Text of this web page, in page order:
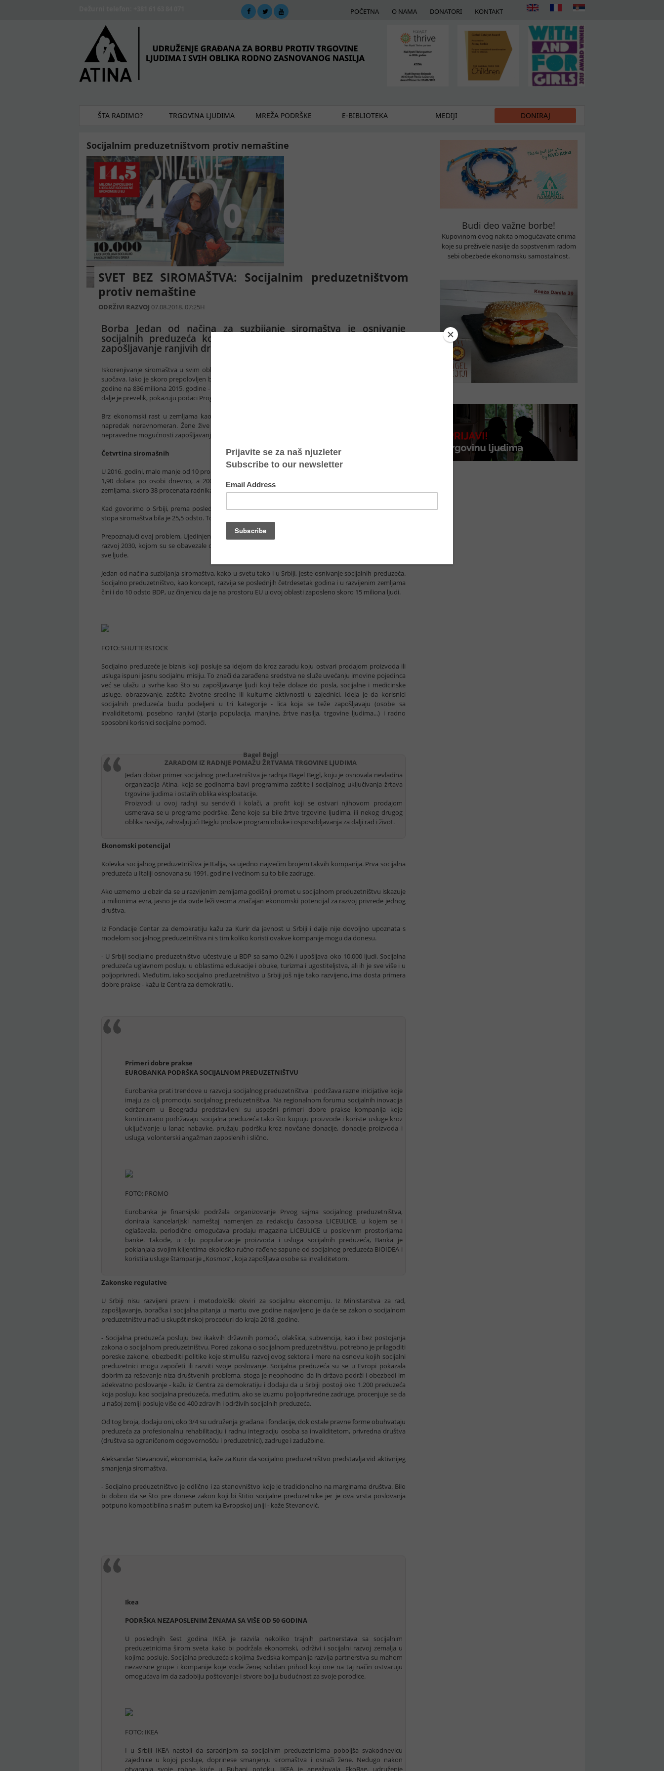
POČETNA O NAMA DONATORI KONTAKT
ŠTA RADIMO? TRGOVINA LJUDIMA MREŽA PODRŠKE E-BIBLIOTEKA MEDIJI DONIRAJ
Socijalnim preduzetništvom protiv nemaštine
SVET BEZ SIROMAŠTVA: Socijalnim preduzetništvom
protiv nemaštine
ODRŽIVI RAZVOJ 07.08.2018. 07:25H
Borba Jedan od načina za suzbijanje siromaštva je osnivanje
socijalnih preduzeća koja svoju zaradu koriste za pomaganje i
zapošljavanje ranjivih društvenih grupa
Iskorenjivanje siromaštva u svim oblicima i dalje je jedan od najvećih izazova s kojim se čovečanstvo
suočava. Iako je skoro prepolovljen broj ljudi koji žive u ekstremnom siromaštvu - sa 1,9 milijardi 1990.
godine na 836 miliona 2015. godine - broj onih koji se bore da zadovolje najosnovnije ljudske potrebe i
dalje je prevelik, pokazuju podaci Programa Ujedinjenih nacija za razvoj (UNDP).
Brz ekonomski rast u zemljama kao što su Kina i Indija izvukao je iz siromaštva milione ljudi, ali je
napredak neravnomeran. Žene žive u siromaštvu u nesrazmerno većem broju od muškaraca zbog
nepravedne mogućnosti zapošljavanja, školovanja i posedovanja imovine.
Četvrtina siromašnih
U 2016. godini, malo manje od 10 procenata svetskih radnika živelo je sa svojim porodicama s manje od
1,90 dolara po osobi dnevno, a 2000. godine je taj procenat bio 28 odsto. U najmanje razvijenim
zemljama, skoro 38 procenata radnika u 2016. godini živelo je ispod granice siromaštva.
Kad govorimo o Srbiji, prema poslednjim podacima Republičkog zavoda za statistiku iz 2017. godine,
stopa siromaštva bila je 25,5 odsto. To znači da je čak četvrtina naših građana siromašna.
Prepoznajući ovaj problem, Ujedinjene nacije (UN) siromaštvo su uvrstile u cilj (SDG) 1 Agende za održivi
razvoj 2030, kojom su se obavezale da će do kraja 2030. godine siromaštvo biti iskorenjeno svuda i za
sve ljude.
Jedan od načina suzbijanja siromaštva, kako u svetu tako i u Srbiji, jeste osnivanje socijalnih preduzeća.
Socijalno preduzetništvo, kao koncept, razvija se poslednjih četrdesetak godina i u razvijenim zemljama
čini i do 10 odsto BDP, uz činjenicu da je na prostoru EU u ovoj oblasti zaposleno skoro 15 miliona ljudi.
FOTO: SHUTTERSTOCK
Socijalno preduzeće je biznis koji posluje sa idejom da kroz zaradu koju ostvari prodajom proizvoda ili
usluga ispuni jasnu socijalnu misiju. To znači da zarađena sredstva ne služe uvećanju imovine pojedinca
već se ulažu u svrhe kao što su zapošljavanje ljudi koji teže dolaze do posla, socijalne i medicinske
usluge, obrazovanje, zaštita životne sredine ili kulturne aktivnosti u zajednici. Ideja je da korisnici
socijalnih preduzeća budu podeljeni u tri kategorije - lica koja se teže zapošljavaju (osobe sa
invaliditetom), posebno ranjivi (starija populacija, manjine, žrtve nasilja, trgovine ljudima...) i radno
sposobni korisnici socijalne pomoći.
Bagel Bejgl
ZARADOM IZ RADNJE POMAŽU ŽRTVAMA TRGOVINE LJUDIMA
Jedan dobar primer socijalnog preduzetništva je radnja Bagel Bejgl, koju je osnovala nevladina
organizacija Atina, koja se godinama bavi programima zaštite i socijalnog uključivanja žrtava
trgovine ljudima i ostalih oblika eksploatacije.
Proizvodi u ovoj radnji su sendviči i kolači, a profit koji se ostvari njihovom prodajom
usmerava se u programe podrške. Žene koje su bile žrtve trgovine ljudima, ili nekog drugog
oblika nasilja, zahvaljujući Bejglu prolaze program obuke i osposobljavanja za dalji rad i život.
Ekonomski potencijal
Kolevka socijalnog preduzetništva je Italija, sa ujedno najvećim brojem takvih kompanija. Prva socijalna
preduzeća u Italiji osnovana su 1991. godine i većinom su to bile zadruge.
Ako uzmemo u obzir da se u razvijenim zemljama godišnji promet u socijalnom preduzetništvu iskazuje
u milionima evra, jasno je da ovde leži veoma značajan ekonomski potencijal za razvoj privrede jednog
društva.
Iz Fondacije Centar za demokratiju kažu za Kurir da javnost u Srbiji i dalje nije dovoljno upoznata s
modelom socijalnog preduzetništva ni s tim koliko koristi ovakve kompanije mogu da donesu.
- U Srbiji socijalno preduzetništvo učestvuje u BDP sa samo 0,2% i upošljava oko 10.000 ljudi. Socijalna
preduzeća uglavnom posluju u oblastima edukacije i obuke, turizma i ugostiteljstva, ali ih je sve više i u
poljoprivredi. Međutim, iako socijalno preduzetništvo u Srbiji još nije tako razvijeno, ima dosta primera
dobre prakse - kažu iz Centra za demokratiju.
Primeri dobre prakse
EUROBANKA PODRŠKA SOCIJALNOM PREDUZETNIŠTVU
Eurobanka prati trendove u razvoju socijalnog preduzetništva i podržava razne inicijative koje
imaju za cilj promociju socijalnog preduzetništva. Na regionalnom forumu socijalnih inovacija
održanom u Beogradu predstavljeni su uspešni primeri dobre prakse kompanija koje
kontinuirano podržavaju socijalna preduzeća tako što kupuju proizvode i koriste usluge kroz
uključivanje u lanac nabavke, pružaju podršku kroz novčane donacije, donacije proizvoda i
usluga, volonterski angažman zaposlenih i slično.
FOTO: PROMO
Eurobanka je finansijski podržala organizovanje Prvog sajma socijalnog preduzetništva,
donirala kancelarijski nameštaj namenjen za redakciju časopisa LICEULICE, u kojem se i
oglašavala, periodično omogućava prodaju magazina LICEULICE u poslovnim prostorijama
banke. Takođe, u cilju popularizacije proizvoda i usluga socijalnih preduzeća, Banka je
poklanjala svojim klijentima ekološko ručno rađene sapune od socijalnog preduzeća BIOIDEA i
koristila usluge štamparije „Kosmos“, koja zapošljava osobe sa invaliditetom.
Zakonske regulative
U Srbiji nisu razvijeni pravni i metodološki okviri za socijalnu ekonomiju. Iz Ministarstva za rad,
zapošljavanje, boračka i socijalna pitanja u martu ove godine najavljeno je da će se zakon o socijalnom
preduzetništvu naći u skupštinskoj proceduri do kraja 2018. godine.
- Socijalna preduzeća posluju bez ikakvih državnih pomoći, olakšica, subvencija, kao i bez postojanja
zakona o socijalnom preduzetništvu. Pored zakona o socijalnom preduzetništvu, potrebno je prilagoditi
poreske zakone, obezbediti politike koje stimulišu razvoj ovog sektora i mere na osnovu kojih socijalni
preduzetnici mogu započeti ili razviti svoje poslovanje. Socijalna preduzeća su se u Evropi pokazala
dobrim za rešavanje niza društvenih problema, stoga je neophodno da ih država podrži i obezbedi im
adekvatno poslovanje - kažu iz Centra za demokratiju i dodaju da u Srbiji postoji oko 1.200 preduzeća
koja posluju kao socijalna preduzeća, međutim, ako se izuzmu poljoprivredne zadruge, procenjuje se da
u našoj zemlji posluje više od 400 zdravih i održivih socijalnih preduzeća.
Od tog broja, dodaju oni, oko 3/4 su udruženja građana i fondacije, dok ostale pravne forme obuhvataju
preduzeća za profesionalnu rehabilitaciju i radnu integraciju osoba sa invaliditetom, privredna društva
(društva sa ograničenom odgovornošću i preduzetnici), zadruge i zadužbine.
Aleksandar Stevanović, ekonomista, kaže za Kurir da socijalno preduzetništvo predstavlja vid aktivnijeg
smanjenja siromaštva.
- Socijalno preduzetništvo je odlično i za stanovništvo koje je tradicionalno na marginama društva. Bilo
bi dobro da se što pre donese zakon koji bi štitio socijalne preduzetnike jer je ova vrsta poslovanja
potpuno kompatibilna s našim putem ka Evropskoj uniji - kaže Stevanović.
Ikea
PODRŠKA NEZAPOSLENIM ŽENAMA SA VIŠE OD 50 GODINA
U poslednjih šest godina IKEA je razvila nekoliko trajnih partnerstava sa socijalnim
preduzetnicima širom sveta kako bi podržala ekonomski, održivi i socijalni razvoj zemalja u
kojima posluje. Socijalna preduzeća s kojima švedska kompanija razvija partnerstva su mahom
nezavisne grupe i kompanije koje vode žene; solidan prihod koji one na taj način ostvaruju
omogućava im da zadobiju poštovanje i stvore bolju budućnost za svoje porodice.
FOTO: IKEA
I u Srbiji IKEA nastoji da saradnjom sa socijalnim preduzetnicima poboljša svakodnevicu
zajednice u kojoj posluje, doprinese smanjenju siromaštva i osnaži žene. Nedugo nakon
otvaranja svoje robne kuće u Bubanj potoku, IKEA je angažovala EkoBag, udruženje
Budi deo važne borbe!
Kupovinom ovog nakita omogućavate onima
koje su preživele nasilje da sopstvenim radom
sebi obezbede ekonomsku samostalnost.